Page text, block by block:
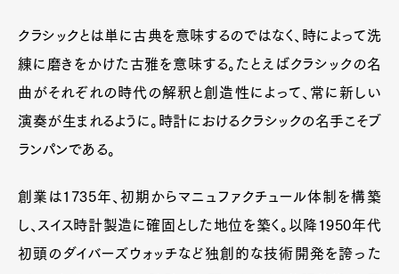
クラシックとは単に古典を意味するのではなく、時によって洗
練に磨きをかけた古雅を意味する。たとえばクラシックの名
曲がそれぞれの時代の解釈と創造性によって、常に新しい
演奏が生まれるように。時計におけるクラシックの名手こそブ
ランパンである。
創業は1735年、初期からマニュファクチュール体制を構築
し、スイス時計製造に確固とした地位を築く。以降1950年代
初頭のダイバーズウォッチなど独創的な技術開発を誇った